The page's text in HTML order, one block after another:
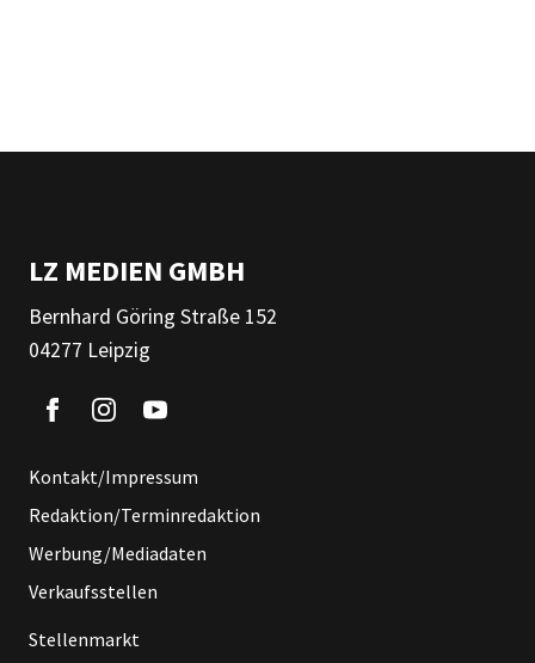
LZ MEDIEN GMBH
Bernhard Göring Straße 152
04277 Leipzig
Kontakt/Impressum
Redaktion/Terminredaktion
Werbung/Mediadaten
Verkaufsstellen
Stellenmarkt